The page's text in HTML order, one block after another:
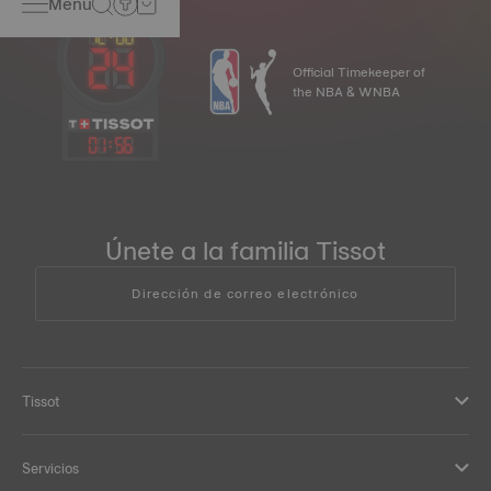
01:56
Official Timekeeper of
the NBA & WNBA
Únete a la familia Tissot
Dirección de correo electrónico
Tissot
Servicios